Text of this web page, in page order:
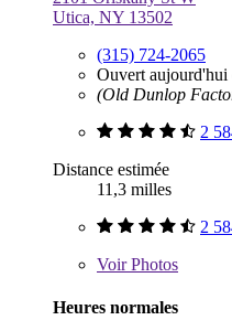
Utica, NY 13502
(315) 724-2065
Ouvert aujourd'hui
(Old Dunlop
2
Distance estimée
11,3 milles
2
VoirPhotos
Heures normales